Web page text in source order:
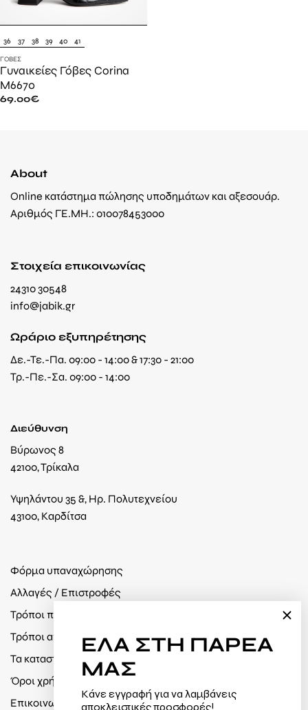
36 37 38 39 40 41
ΓΌΒΕΣ
Γυναικείες Γόβες Corina
M6670
69.00€
About
Online κατάστημα πώλησης υποδημάτων και αξεσουάρ.
Αριθμός ΓΕ.ΜΗ.: 010078453000
Στοιχεία επικοινωνίας
24310 30548
info@jabik.gr
Ωράριο εξυπηρέτησης
Δε.-Τε.-Πα. 09:00 - 14:00 & 17:30 - 21:00
Τρ.-Πε.-Σα. 09:00 - 14:00
Διεύθυνση
Βύρωνος 8
42100, Τρίκαλα
Υψηλάντου 35 &, Ηρ. Πολυτεχνείου
43100, Καρδίτσα
Φόρμα υπαναχώρησης
Αλλαγές / Επιστροφές
Τρόποι πληρωμής
Τρόποι αποστολής
Τα καταστήματά μας
Όροι χρήσης / Πολιτική απορρήτου
Επικοινωνία
ΕΛΑ ΣΤΗ ΠΑΡΕΑ
ΜΑΣ
Κάνε εγγραφή για να λαμβάνεις
αποκλειστικές προσφορές!